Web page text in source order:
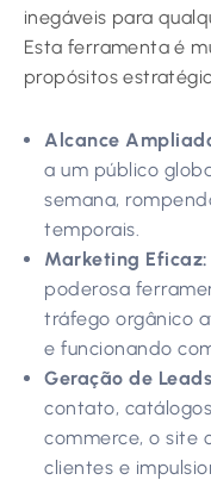
inegáveis para
Esta ferramenta é
propósitos
Alcance
a um público
semana,
temporais.
Marketing Eficaz:
poderosa
tráfego orgânico
e funcionando
Geração de
contato,
commerce, o site
clientes e